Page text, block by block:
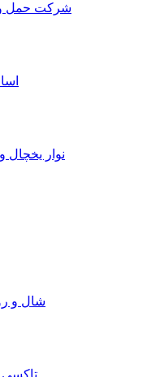
شرکت حمل
نوار یخچال
شال و